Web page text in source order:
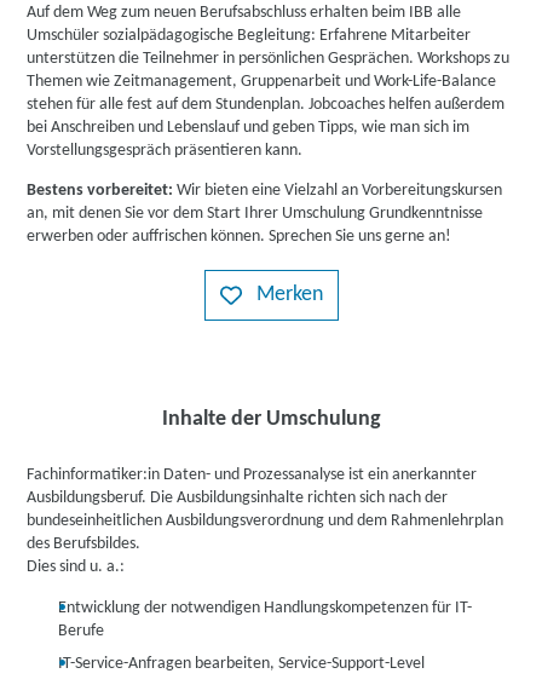
Auf dem Weg zum neuen Berufsabschluss erhalten beim IBB alle
Umschüler sozialpädagogische Begleitung: Erfahrene Mitarbeiter
unterstützen die Teilnehmer in persönlichen Gesprächen. Workshops zu
Themen wie Zeitmanagement, Gruppenarbeit und Work-Life-Balance
stehen für alle fest auf dem Stundenplan. Jobcoaches helfen außerdem
bei Anschreiben und Lebenslauf und geben Tipps, wie man sich im
Vorstellungsgespräch präsentieren kann.
Bestens vorbereitet:Wir bieten eine Vielzahl an Vorbereitungskursen
an, mit denen Sie vor dem Start Ihrer Umschulung Grundkenntnisse
erwerben oder auffrischen können. Sprechen Sie uns gerne an!
Merken
Inhalte der Umschulung
Fachinformatiker:in Daten- und Prozessanalyse ist ein anerkannter
Ausbildungsberuf. Die Ausbildungsinhalte richten sich nach der
bundeseinheitlichen Ausbildungsverordnung und dem Rahmenlehrplan
des Berufsbildes.
Dies sind u. a.:
Entwicklung der notwendigen Handlungskompetenzen für IT-
Berufe
IT-Service-Anfragen bearbeiten, Service-Support-Level